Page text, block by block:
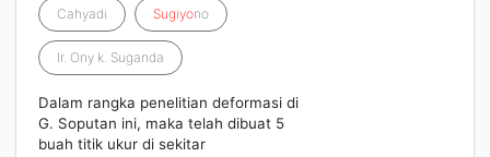
Cahyadi Sugiyono
Ir. Ony k. Suganda
Dalam rangka penelitian deformasi di
G. Soputan ini, maka telah dibuat 5
buah titik ukur di sekitar